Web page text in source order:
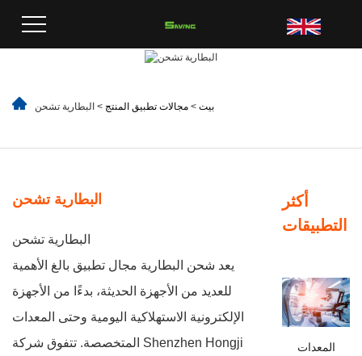
بيت > مجالات تطبيق المنتج > البطارية تشحن
البطارية تشحن
البطارية تشحن
يعد شحن البطارية مجال تطبيق بالغ الأهمية
للعديد من الأجهزة الحديثة، بدءًا من الأجهزة
الإلكترونية الاستهلاكية اليومية وحتى المعدات
المتخصصة. تتفوق شركة Shenzhen Hongji
أكثر
التطبيقات
المعدات